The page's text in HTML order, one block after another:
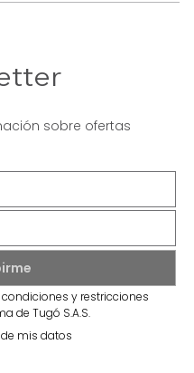
sobre ofertas
y restricciones
de Tugó S.A.S.
mis datos